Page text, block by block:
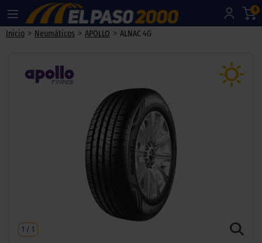
0
Inicio > Neumáticos > APOLLO > ALNAC 4G
1 / 1